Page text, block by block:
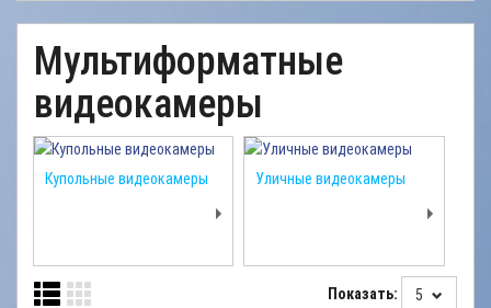
ДОСТАВКА
НАШИ
РАБОТЫ
КОНТАКТЫ
Мультиформатные
видеокамеры
Купольные видеокамеры Уличные видеокамеры
Показать: 5